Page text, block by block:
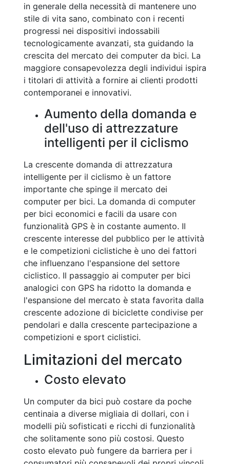
in generale della necessità di mantenere uno
stile di vita sano, combinato con i recenti
progressi nei dispositivi indossabili
tecnologicamente avanzati, sta guidando la
crescita del mercato dei computer da bici. La
maggiore consapevolezza degli individui ispira
i titolari di attività a fornire ai clienti prodotti
contemporanei e innovativi.
Aumento della domanda e
dell'uso di attrezzature
intelligenti per il ciclismo
La crescente domanda di attrezzatura
intelligente per il ciclismo è un fattore
importante che spinge il mercato dei
computer per bici. La domanda di computer
per bici economici e facili da usare con
funzionalità GPS è in costante aumento. Il
crescente interesse del pubblico per le attività
e le competizioni ciclistiche è uno dei fattori
che influenzano l'espansione del settore
ciclistico. Il passaggio ai computer per bici
analogici con GPS ha ridotto la domanda e
l'espansione del mercato è stata favorita dalla
crescente adozione di biciclette condivise per
pendolari e dalla crescente partecipazione a
competizioni e sport ciclistici.
Limitazioni del mercato
Costo elevato
Un computer da bici può costare da poche
centinaia a diverse migliaia di dollari, con i
modelli più sofisticati e ricchi di funzionalità
che solitamente sono più costosi. Questo
costo elevato può fungere da barriera per i